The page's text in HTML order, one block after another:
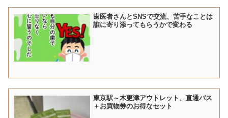
歯医者さんとSNSで交流、苦手なことは
誰に寄り添ってもらうかで変わる
東京駅～木更津アウトレット、直通バス
＋お買物券のお得なセット